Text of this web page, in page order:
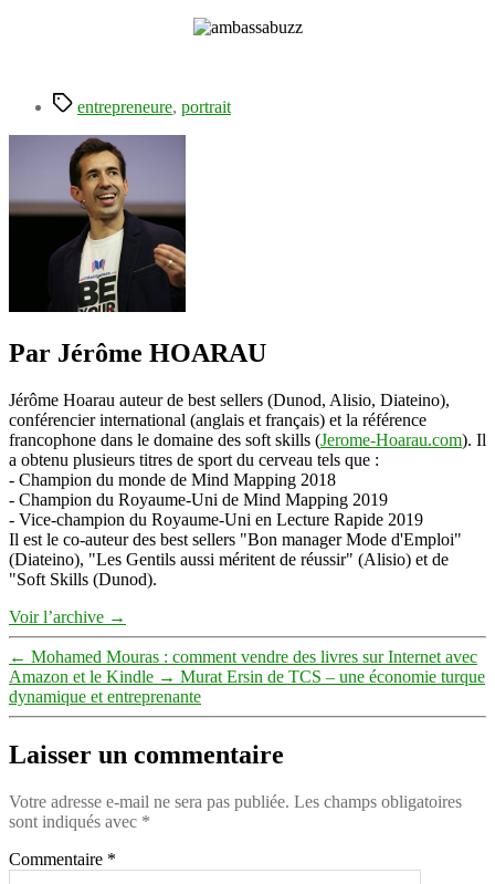
Étiquettes
entrepreneure, portrait
Par Jérôme HOARAU
Jérôme Hoarau auteur de best sellers (Dunod, Alisio, Diateino),
conférencier international (anglais et français) et la référence
francophone dans le domaine des soft skills (Jerome-Hoarau.com). Il
a obtenu plusieurs titres de sport du cerveau tels que :
- Champion du monde de Mind Mapping 2018
- Champion du Royaume-Uni de Mind Mapping 2019
- Vice-champion du Royaume-Uni en Lecture Rapide 2019
Il est le co-auteur des best sellers "Bon manager Mode d'Emploi"
(Diateino), "Les Gentils aussi méritent de réussir" (Alisio) et de
"Soft Skills (Dunod).
Voir l’archive →
← Mohamed Mouras : comment vendre des livres sur Internet avec
Amazon et le Kindle → Murat Ersin de TCS – une économie turque
dynamique et entreprenante
Laisser un commentaire
Votre adresse e-mail ne sera pas publiée. Les champs obligatoires
sont indiqués avec *
Commentaire *